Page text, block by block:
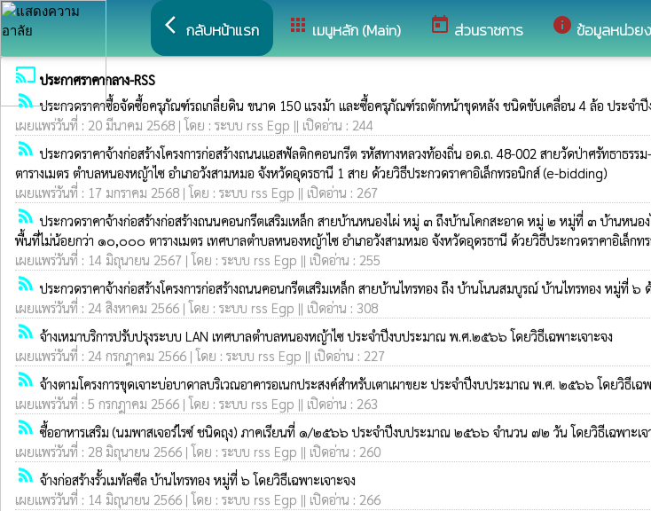
arrow_back_ios กลับหน้าแรก apps เมนูหลัก (Main) today ส่วนราชการ info ข้อมูลหน่วย
cast ประกาศราคากลาง-RSS
rss_feed ประกวดราคาซื้อจัดซื้อครุภัณฑ์รถเกลี่ยดิน ขนาด 150 แรงม้า และซื้อครุภัณฑ์รถตักหน้าขุดหลัง ชนิดขับเคลื่อน 4 ล้อ ประจำ
เผยแพร่วันที่ : 20 มีนาคม 2568 | โดย : ระบบ rss Egp || เปิดอ่าน : 244
rss_feed ประกวดราคาจ้างก่อสร้างโครงการก่อสร้างถนนแอสฟัลติกคอนกรีต รหัสทางหลวงท้องถิ่น อด.ถ. 48-002 สายวัดป่าศรัทธา
ตารางเมตร ตำบลหนองหญ้าไซ อำเภอวังสามหมอ จังหวัดอุดรธานี 1 สาย ด้วยวิธีประกวดราคาอิเล็กทรอนิกส์ (e-bidding)
เผยแพร่วันที่ : 17 มกราคม 2568 | โดย : ระบบ rss Egp || เปิดอ่าน : 267
rss_feed ประกวดราคาจ้างก่อสร้างก่อสร้างถนนคอนกรีตเสริมเหล็ก สายบ้านหนองไผ่ หมู่ ๓ ถึงบ้านโคกสะอาด หมู่ ๒ หมู่ที่ ๓ บ้านห
พื้นที่ไม่น้อยกว่า ๑๐,๐๐๐ ตารางเมตร เทศบาลตำบลหนองหญ้าไซ อำเภอวังสามหมอ จังหวัดอุดรธานี ด้วยวิธีประกวดราคาอิเล็ก
เผยแพร่วันที่ : 14 มิถุนายน 2567 | โดย : ระบบ rss Egp || เปิดอ่าน : 255
rss_feed ประกวดราคาจ้างก่อสร้างโครงการก่อสร้างถนนคอนกรีตเสริมเหล็ก สายบ้านไทรทอง ถึง บ้านโนนสมบูรณ์ บ้านไทรทอง หมู่ที่
เผยแพร่วันที่ : 24 สิงหาคม 2566 | โดย : ระบบ rss Egp || เปิดอ่าน : 308
rss_feed จ้างเหมาบริการปรับปรุงระบบ LAN เทศบาลตำบลหนองหญ้าไซ ประจำปีงบประมาณ พ.ศ.๒๕๖๖ โดยวิธีเฉพาะเจาะจง
เผยแพร่วันที่ : 24 กรกฎาคม 2566 | โดย : ระบบ rss Egp || เปิดอ่าน : 227
rss_feed จ้างตามโครงการขุดเจาะบ่อบาดาลบริเวณอาคารอเนกประสงค์สำหรับเตาเผาขยะ ประจำปีงบประมาณ พ.ศ. ๒๕๖๖ โดยวิธีเฉพ
เผยแพร่วันที่ : 5 กรกฎาคม 2566 | โดย : ระบบ rss Egp || เปิดอ่าน : 263
rss_feed ซื้ออาหารเสริม (นมพาสเจอร์ไรซ์ ชนิดถุง) ภาคเรียนที่ ๑/๒๕๖๖ ประจำปีงบประมาณ ๒๕๖๖ จำนวน ๗๒ วัน โดยวิธีเฉพาะเจ
เผยแพร่วันที่ : 28 มิถุนายน 2566 | โดย : ระบบ rss Egp || เปิดอ่าน : 260
rss_feed จ้างก่อสร้างรั้วเมทัลซีล บ้านไทรทอง หมู่ที่ ๖ โดยวิธีเฉพาะเจาะจง
เผยแพร่วันที่ : 14 มิถุนายน 2566 | โดย : ระบบ rss Egp || เปิดอ่าน : 266